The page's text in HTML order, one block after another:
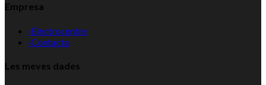
Empresa
›Electrocentre
›Contacta
Les meves dades